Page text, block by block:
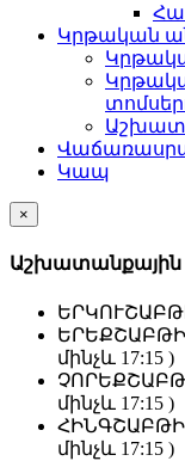
Կրթական
Կապ
×
Աշխատանքային
մինչև 17:15 )
մինչև 17:15 )
մինչև 17:15 )